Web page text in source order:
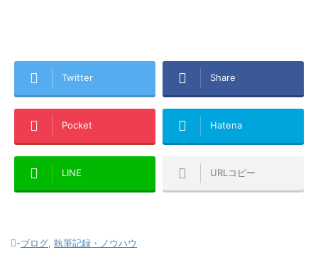
Twitter Share
Pocket Hatena
LINE URLコピー
-ブログ 執筆記録・ノウハウ